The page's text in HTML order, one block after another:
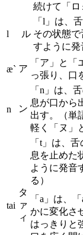
続けて「ロ
l ル
「l」は、
その状態
すように発
æ` ア
「ア」と
っ張り、口
n ン
「n」は、
息が口から
出す。（単
軽く「ヌ」
tai
タ
ァ
ィ
「t」は、
息を止めた
ように発音
る）
「a」は、
かに変化さ
はっきりと